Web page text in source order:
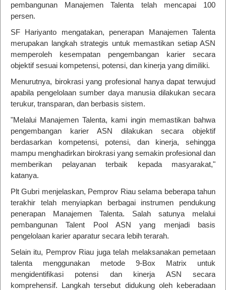
pembangunan Manajemen Talenta telah mencapai 100
persen.
SF Hariyanto mengatakan, penerapan Manajemen Talenta
merupakan langkah strategis untuk memastikan setiap ASN
memperoleh kesempatan pengembangan karier secara
objektif sesuai kompetensi, potensi, dan kinerja yang dimiliki.
Menurutnya, birokrasi yang profesional hanya dapat terwujud
apabila pengelolaan sumber daya manusia dilakukan secara
terukur, transparan, dan berbasis sistem.
"Melalui Manajemen Talenta, kami ingin memastikan bahwa
pengembangan karier ASN dilakukan secara objektif
berdasarkan kompetensi, potensi, dan kinerja, sehingga
mampu menghadirkan birokrasi yang semakin profesional dan
memberikan pelayanan terbaik kepada masyarakat,"
katanya.
Plt Gubri menjelaskan, Pemprov Riau selama beberapa tahun
terakhir telah menyiapkan berbagai instrumen pendukung
penerapan Manajemen Talenta. Salah satunya melalui
pembangunan Talent Pool ASN yang menjadi basis
pengelolaan karier aparatur secara lebih terarah.
Selain itu, Pemprov Riau juga telah melaksanakan pemetaan
talenta menggunakan metode 9-Box Matrix untuk
mengidentifikasi potensi dan kinerja ASN secara
komprehensif. Langkah tersebut didukung oleh keberadaan